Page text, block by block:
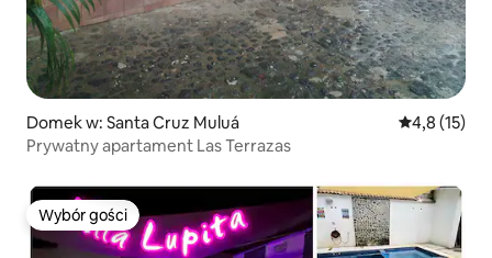
Domek w: Santa Cruz Muluá Średnia
4,8 (15)
Prywatny apartament Las Terrazas
Wybór gości
Wybór gości